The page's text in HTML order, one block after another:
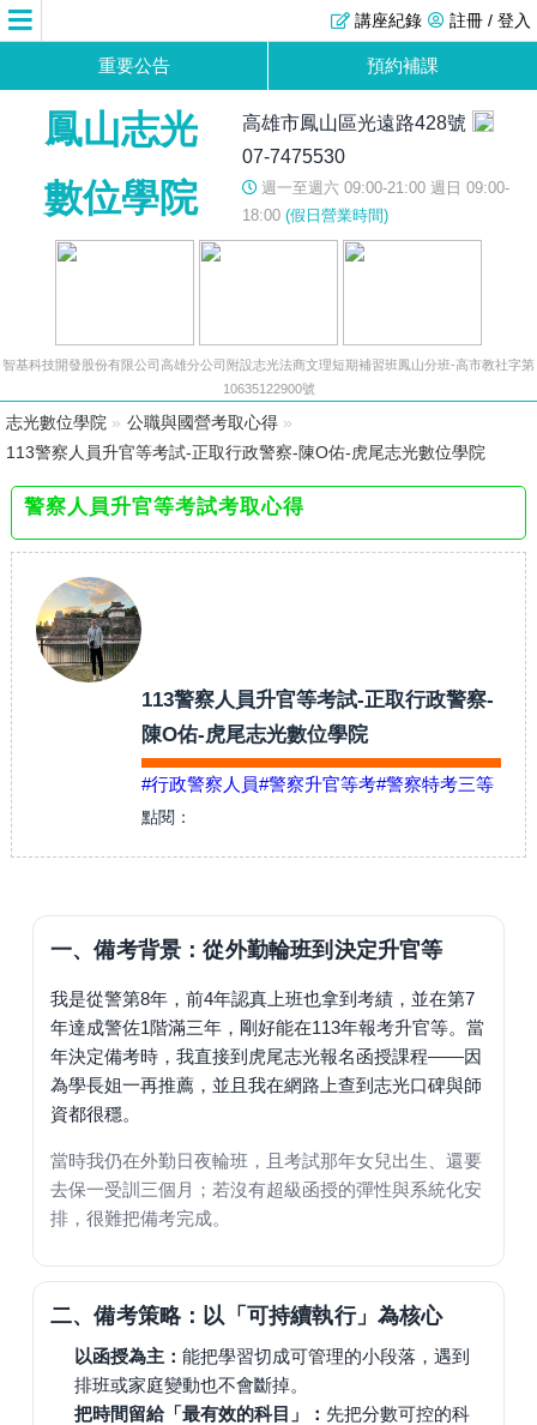
註冊 / 登入
講座紀錄
重要公告 預約補課
鳳山志光
數位學院
高雄市鳳山區光遠路428號
07-7475530
週一至週六 09:00-21:00 週日 09:00-
18:00 (假日營業時間)
智基科技開發股份有限公司高雄分公司附設志光法商文理短期補習班鳳山分班-高市教社字第
10635122900號
志光數位學院 » 公職與國營考取心得 »
113警察人員升官等考試-正取行政警察-陳O佑-虎尾志光數位學院
警察人員升官等考試考取心得
113警察人員升官等考試-正取行政警察-
陳O佑-虎尾志光數位學院
#行政警察人員#警察升官等考#警察特考三等
點閱：
一、備考背景：從外勤輪班到決定升官等
我是從警第8年，前4年認真上班也拿到考績，並在第7
年達成警佐1階滿三年，剛好能在113年報考升官等。當
年決定備考時，我直接到虎尾志光報名函授課程——因
為學長姐一再推薦，並且我在網路上查到志光口碑與師
資都很穩。
當時我仍在外勤日夜輪班，且考試那年女兒出生、還要
去保一受訓三個月；若沒有超級函授的彈性與系統化安
排，很難把備考完成。
二、備考策略：以「可持續執行」為核心
以函授為主： 能把學習切成可管理的小段落，遇到
排班或家庭變動也不會斷掉。
把時間留給「最有效的科目」： 先把分數可控的科